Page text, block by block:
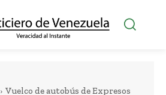
Vuelco de autobús de Expresos